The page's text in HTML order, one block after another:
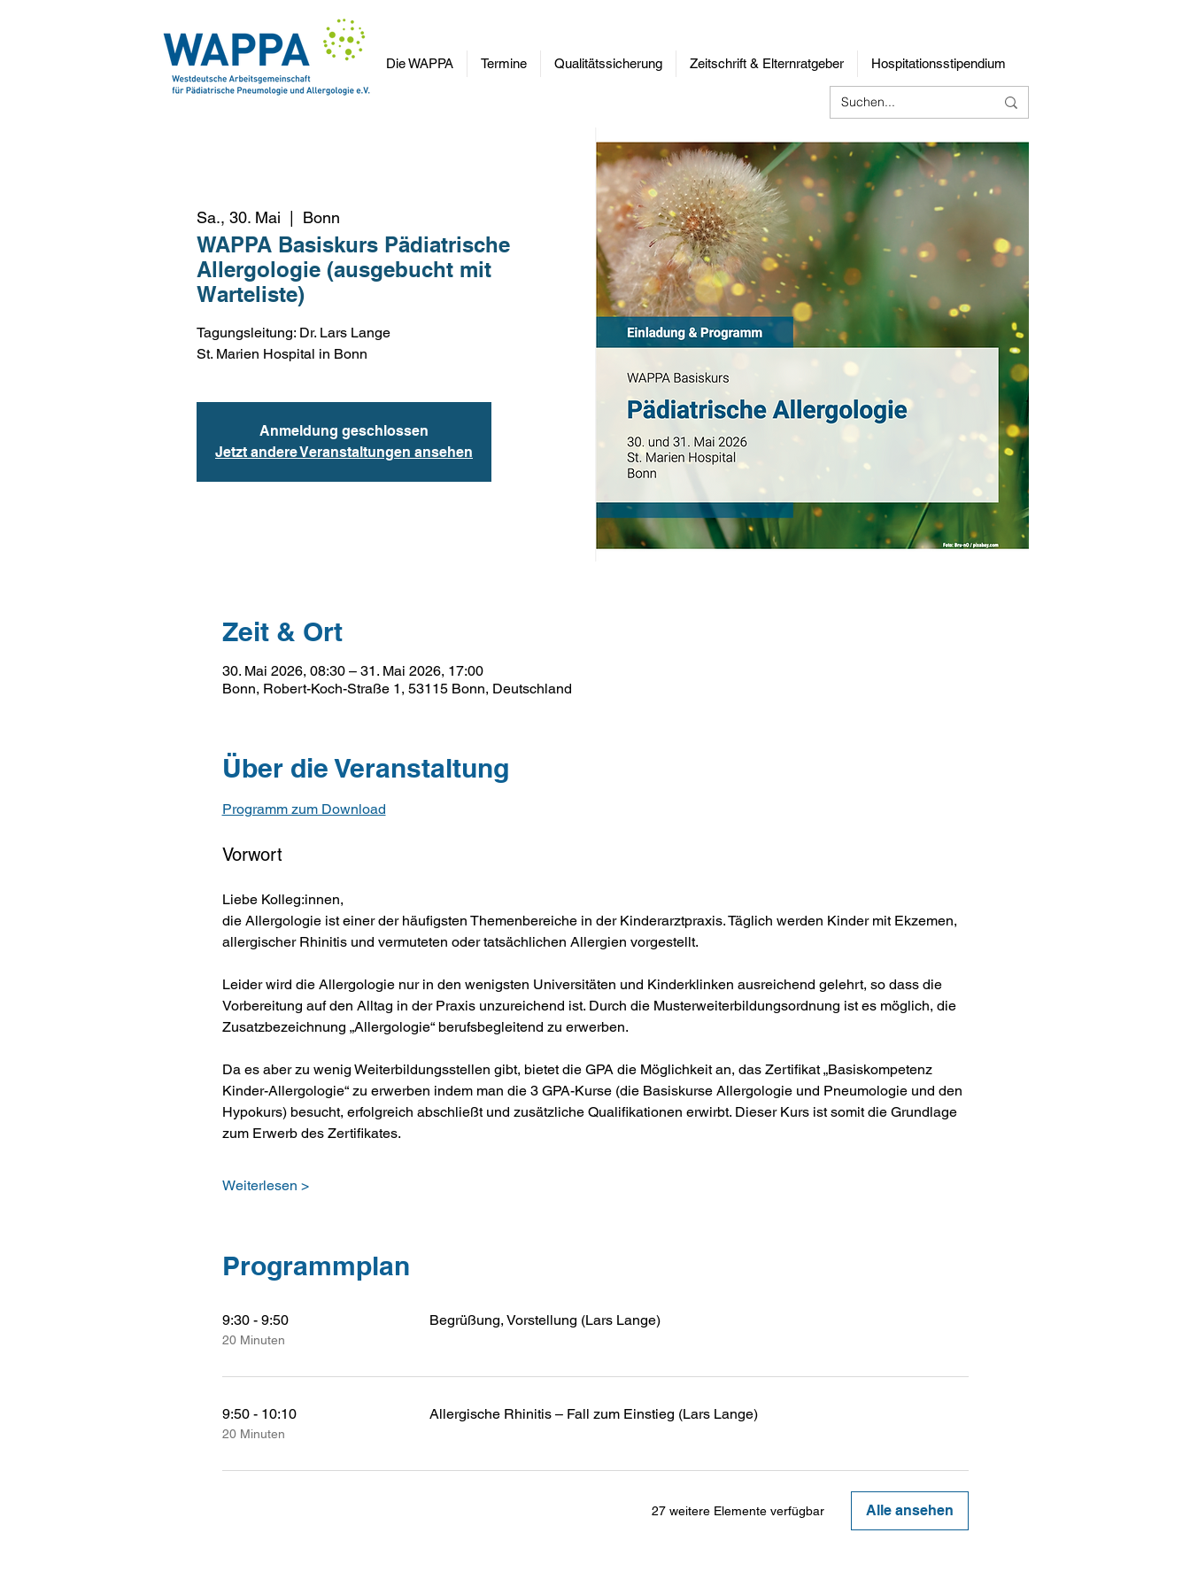
Die WAPPA Termine Qualitätssicherung Zeitschrift & Elternratgeber Hospitationsstipendium
Sa., 30. Mai
  |
Bonn
WAPPA Basiskurs Pädiatrische
Allergologie (ausgebucht mit
Warteliste)
Tagungsleitung: Dr. Lars Lange
St. Marien Hospital in Bonn
Anmeldung geschlossen
Jetzt andere Veranstaltungen ansehen
Zeit & Ort
30. Mai 2026, 08:30 – 31. Mai 2026, 17:00
Bonn, Robert-Koch-Straße 1, 53115 Bonn, Deutschland
Über die Veranstaltung
Programm zum Download
Vorwort
Liebe Kolleg:innen,
die Allergologie ist einer der häufigsten Themenbereiche in der Kinderarztpraxis. Täglich werden Kinder mit Ekzemen,
allergischer Rhinitis und vermuteten oder tatsächlichen Allergien vorgestellt.
Leider wird die Allergologie nur in den wenigsten Universitäten und Kinderklinken ausreichend gelehrt, so dass die
Vorbereitung auf den Alltag in der Praxis unzureichend ist. Durch die Musterweiterbildungsordnung ist es möglich, die
Zusatzbezeichnung „Allergologie“ berufsbegleitend zu erwerben.
Da es aber zu wenig Weiterbildungsstellen gibt, bietet die GPA die Möglichkeit an, das Zertifikat „Basiskompetenz
Kinder-Allergologie“ zu erwerben indem man die 3 GPA-Kurse (die Basiskurse Allergologie und Pneumologie und den
Hypokurs) besucht, erfolgreich abschließt und zusätzliche Qualifikationen erwirbt. Dieser Kurs ist somit die Grundlage
zum Erwerb des Zertifikates.
Weiterlesen >
Programmplan
9:30 - 9:50
20 Minuten
Begrüßung, Vorstellung (Lars Lange)
9:50 - 10:10
20 Minuten
Allergische Rhinitis – Fall zum Einstieg (Lars Lange)
27 weitere Elemente verfügbar Alle ansehen